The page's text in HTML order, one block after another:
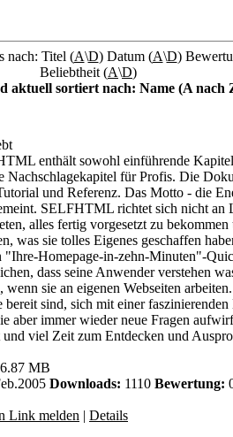
nach: Titel (A\D) Datum (A\D)
Beliebtheit (A\D)
aktuell sortiert nach: Name (A nach
enthält sowohl einführende
Nachschlagekapitel für Profis. Die
und Referenz. Das Motto - die
SELFHTML richtet sich nicht an
alles fertig vorgesetzt zu bekommen
was sie tolles Eigenes geschaffen
"Ihre-Homepage-in-zehn-Minuten"-
dass seine Anwender verstehen
wenn sie an eigenen Webseiten
sind, sich mit einer faszinierenden
aber immer wieder neue Fragen
viel Zeit zum Entdecken und
6.87 MB
Downloads: 1110 Bewertung:
Link melden | Details